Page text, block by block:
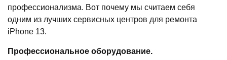
профессионализма. Вот почему мы считаем себя
одним из лучших сервисных центров для ремонта
iPhone 13.
Профессиональное оборудование.